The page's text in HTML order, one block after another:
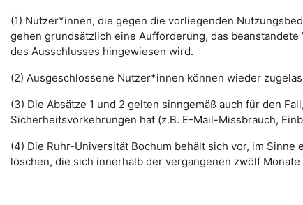
(1) Nutzer*innen, die gegen die vorliegenden
gehen grundsätzlich eine Aufforderung, das
des Ausschlusses hingewiesen wird.
(2) Ausgeschlossene Nutzer*innen können wieder
(3) Die Absätze 1 und 2 gelten sinngemäß auch für den
Sicherheitsvorkehrungen hat (z.B. E-Mail-Missbrauch,
(4) Die Ruhr-Universität Bochum behält sich vor, im
löschen, die sich innerhalb der vergangenen zwölf